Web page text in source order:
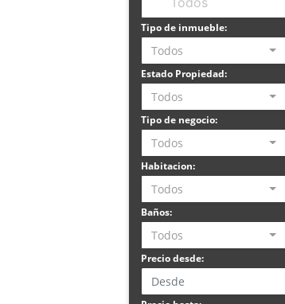
Tipo de inmueble:
Todos
Estado Propiedad:
Todos
Tipo de negocio:
Todos
Habitacion:
Todos
Baños:
Todos
Precio desde: